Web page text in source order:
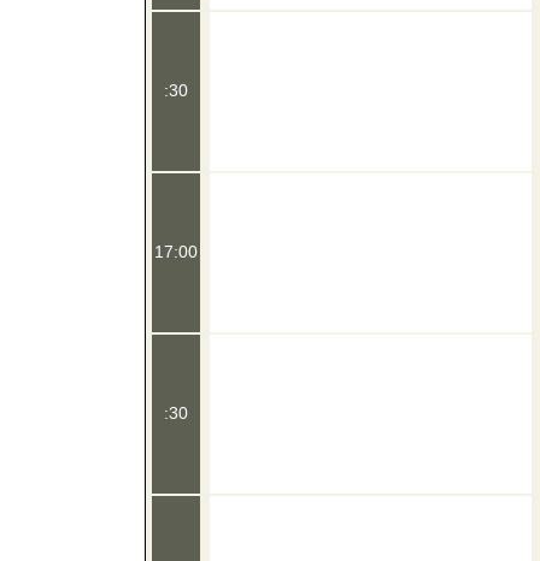
:30
17:00
:30